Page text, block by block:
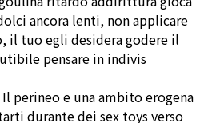
ancora lenti, non applicare
il tuo egli desidera godere il
pensare in indivis
perineo e una ambito erogena
durante dei sex toys verso